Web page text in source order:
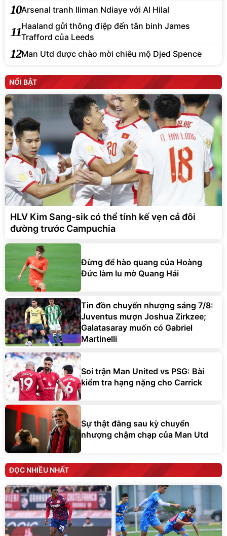
10Arsenal tranh Iliman Ndiaye với Al Hilal
11Haaland gửi thông điệp đến tân binh James
Trafford của Leeds
12Man Utd được chào mời chiêu mộ Djed Spence
NỔI BẬT
HLV Kim Sang-sik có thể tính kế vẹn cả đôi
đường trước Campuchia
Đừng để hào quang của Hoàng
Đức làm lu mờ Quang Hải
Tin đồn chuyển nhượng sáng 7/8:
Juventus mượn Joshua Zirkzee;
Galatasaray muốn có Gabriel
Martinelli
Soi trận Man United vs PSG: Bài
kiểm tra hạng nặng cho Carrick
Sự thật đằng sau kỳ chuyển
nhượng chậm chạp của Man Utd
ĐỌC NHIỀU NHẤT